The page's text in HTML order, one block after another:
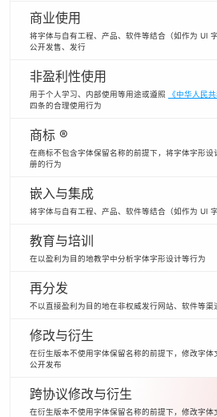
商业使用
将字体与自有工程、产品、软件等结合（如作为 UI
公开发售、发行
非盈利性使用
用于个人学习、内部使用等用途或遵照 《中华人民
四条的合理使用行为
商标 ®
在商标不包含字体保留名称的前提下，将字体字形设
册的行为
嵌入与集成
将字体与自有工程、产品、软件等结合（如作为 UI
教育与培训
在以盈利为目的地教学中分析字体字形设计等行为
再分发
不以直接盈利为目的地在非权威发行网站、软件等渠
修改与衍生
在衍生版本不使用字体保留名称的前提下，修改字体
公开发布
跨协议修改与衍生
在衍生版本不使用字体保留名称的前提下，修改字体